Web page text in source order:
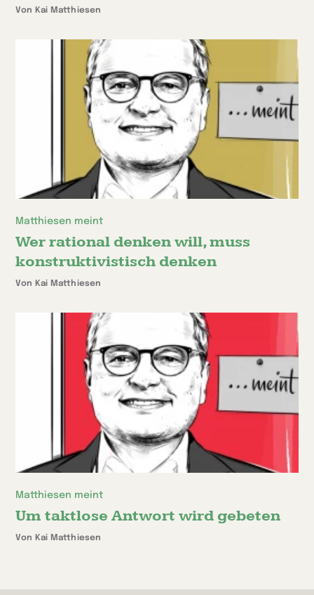
Von Kai Matthiesen
Matthiesen meint
Wer rational denken will, muss
konstruktivistisch denken
Von Kai Matthiesen
Matthiesen meint
Um taktlose Antwort wird gebeten
Von Kai Matthiesen